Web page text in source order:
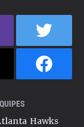
Hawks